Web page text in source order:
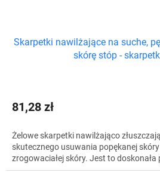
Skarpetki nawilżające na suche,
skórę stóp -
81,28 zł
Żelowe skarpetki nawilżająco
skutecznego usuwania popękanej
zrogowaciałej skóry. Jest to